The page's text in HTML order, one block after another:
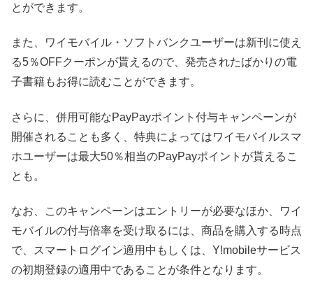
とができます。
また、ワイモバイル・ソフトバンクユーザーは新刊に使え
る5％OFFクーポンが貰えるので、発売されたばかりの電
子書籍もお得に読むことができます。
さらに、併用可能なPayPayポイント付与キャンペーンが
開催されることも多く、特典によってはワイモバイルスマ
ホユーザーは最大50％相当のPayPayポイントが貰えるこ
とも。
なお、このキャンペーンはエントリーが必要なほか、ワイ
モバイルの付与倍率を受け取るには、商品を購入する時点
で、スマートログイン適用中もしくは、Y!mobileサービス
の初期登録の適用中であることが条件となります。